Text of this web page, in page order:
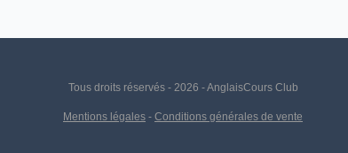
Tous droits réservés - 2026 - AnglaisCours Club
Mentions légales - Conditions générales de vente